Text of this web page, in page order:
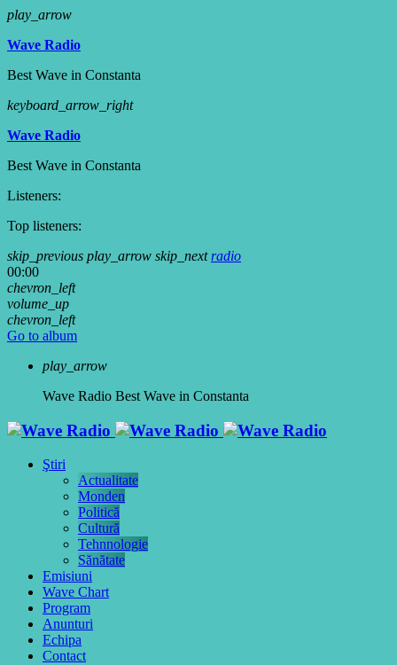
play_arrow
Wave Radio
Best Wave in Constanta
keyboard_arrow_right
Wave Radio
Best Wave in Constanta
Listeners:
Top listeners:
skip_previous play_arrow skip_next radio
00:00
chevron_left
volume_up
chevron_left
Go to album
play_arrow
Wave Radio Best Wave in Constanta
Ştiri
Actualitate
Monden
Politică
Cultură
Tehnnologie
Sănătate
Emisiuni
Wave Chart
Program
Anunturi
Echipa
Contact